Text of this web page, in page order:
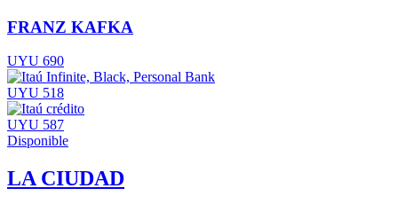
FRANZ KAFKA
UYU 690
UYU 518
UYU 587
Disponible
LA CIUDAD